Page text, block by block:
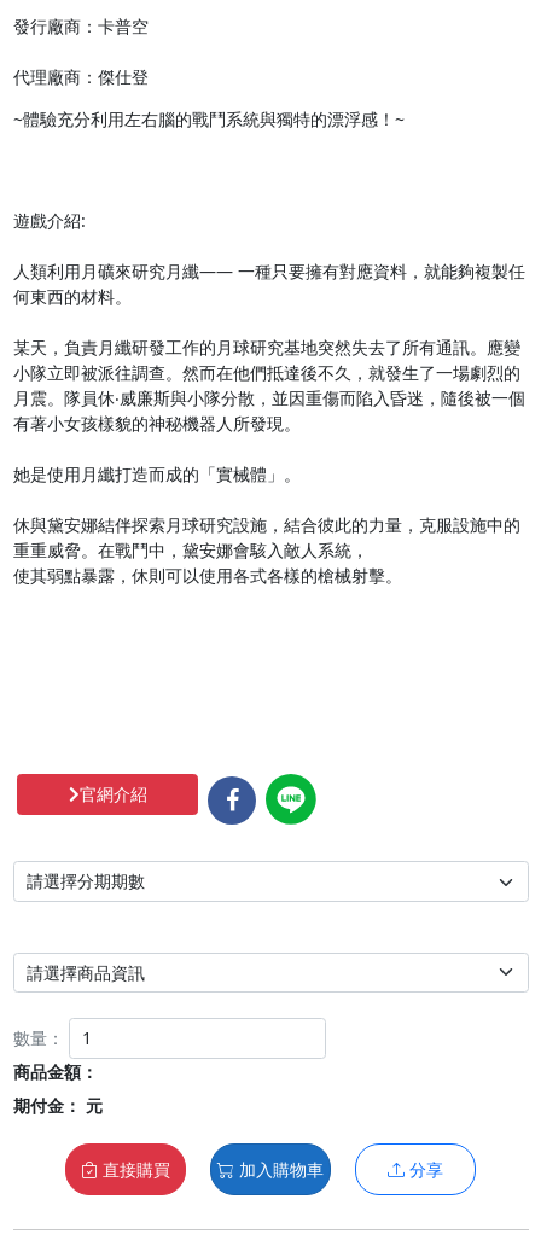
發行廠商：卡普空
代理廠商：傑仕登
~體驗充分利用左右腦的戰鬥系統與獨特的漂浮感！~
遊戲介紹:
人類利用月礦來研究月纖—— 一種只要擁有對應資料，就能夠複製任
何東西的材料。
某天，負責月纖研發工作的月球研究基地突然失去了所有通訊。應變
小隊立即被派往調查。然而在他們抵達後不久，就發生了一場劇烈的
月震。隊員休‧威廉斯與小隊分散，並因重傷而陷入昏迷，隨後被一個
有著小女孩樣貌的神秘機器人所發現。
她是使用月纖打造而成的「實械體」。
休與黛安娜結伴探索月球研究設施，結合彼此的力量，克服設施中的
重重威脅。在戰鬥中，黛安娜會駭入敵人系統，
使其弱點暴露，休則可以使用各式各樣的槍械射擊。
官網介紹
數量：
商品金額：
期付金： 元
直接購買 加入購物車 分享